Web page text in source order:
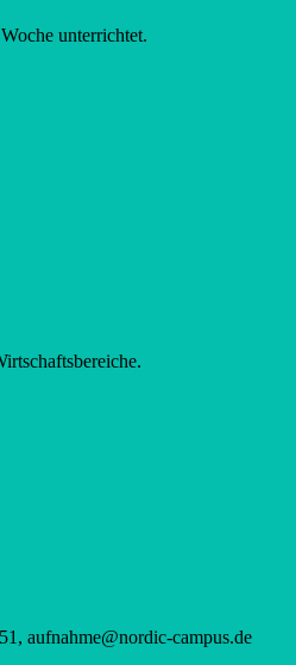
unterrichtet.
aufnahme@nordic-campus.de